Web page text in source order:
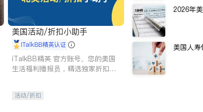
美国活动/折扣小助手
iTalkBB精英认证
iTalkBB精英 官方账号。您的美国
生活福利播报员，精选独家折扣、
活动/折扣
2026年
美国人